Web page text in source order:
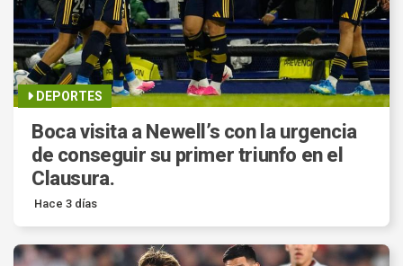
DEPORTES
Boca visita a Newell’s con la urgencia
de conseguir su primer triunfo en el
Clausura.
Hace 3 días